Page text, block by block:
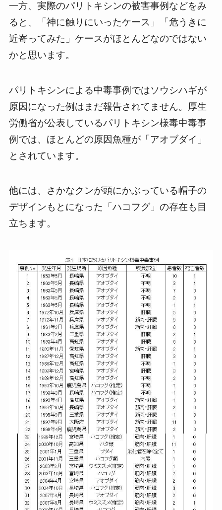
一方、実際のパリトキシンの被害事例などをみ
ると、「神に触りにいったケース」「危うきに
近寄ってみた」ケースがほとんどなのではない
かと思います。
パリトキシンによる中毒事例ではソウシハギが
原因になった例はまだ報告されてません。厚生
労働省が公表しているパリトキシン様毒中毒事
例では、ほとんどの原因魚種が「アオブダイ」
とされています。
他には、さかなクンが頭にかぶっている帽子の
デザインもとになった「ハコフグ」の存在も目
立ちます。